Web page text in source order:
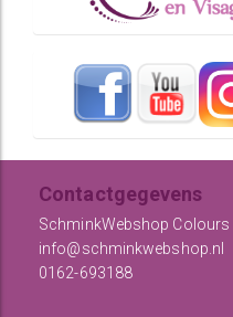
Contactgegevens
SchminkWebshop Colours
info@schminkwebshop.nl
0162-693188